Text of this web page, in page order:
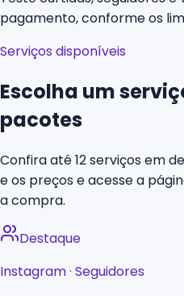
pagamento, conforme os
Serviços disponíveis
Escolha um
pacotes
Confira até 12 serviços em
e os preços e acesse a
a compra.
Destaque
Instagram· Seguidores